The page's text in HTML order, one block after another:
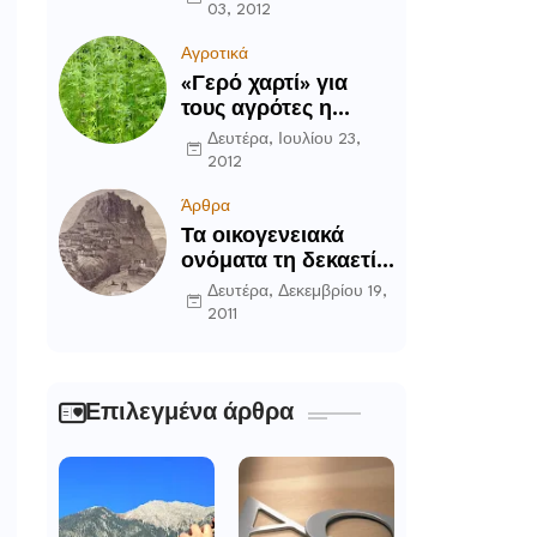
03, 2012
Αγροτικά
«Γερό χαρτί» για
τους αγρότες η
καλλιέργεια του
κενάφ
Δευτέρα, Ιουλίου 23,
2012
Άρθρα
Τα οικογενειακά
ονόματα τη δεκαετία
του ’90 στην
Περιοχή Δομοκού
Δευτέρα, Δεκεμβρίου 19,
2011
Επιλεγμένα άρθρα